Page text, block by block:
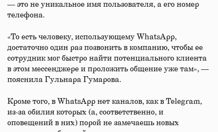
— это не уникальное имя пользователя, а его номер
телефона.
«То есть человеку, использующему WhatsApp,
достаточно один раз позвонить в компанию, чтобы ее
сотрудник мог быстро найти потенциального клиента
в этом мессенджере и проложить общение уже там», —
пояснила Гульнара Гумарова.
Кроме того, в WhatsApp нет каналов, как в Telegram,
из-за обилия которых (а, соответственно, и
оповещений в них) порой не замечаешь новых